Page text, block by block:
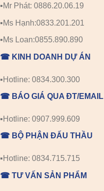
▪️Mr Phát: 0886.20.06.19
▪️Ms Hạnh:0833.201.201
▪️Ms Loan:0855.890.890
☎ KINH DOANH DỰ ÁN
▪️Hotline: 0834.300.300
☎ BÁO GIÁ QUA ĐT/EMAIL
▪️Hotline: 0907.999.609
☎ BỘ PHẬN ĐẤU THẦU
▪️Hotline: 0834.715.715
☎ TƯ VẤN SẢN PHẨM